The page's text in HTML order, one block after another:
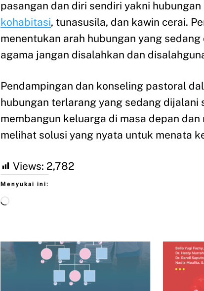
pasangan dan diri sendiri yakni
kohabitasi, tunasusila, dan kawin cerai.
menentukan arah hubungan yang
agama jangan disalahkan dan
Pendampingan dan konseling pastoral
hubungan terlarang yang sedang
membangun keluarga di masa depan
melihat solusi yang nyata untuk menata
Views: 2,782
Menyukai ini: